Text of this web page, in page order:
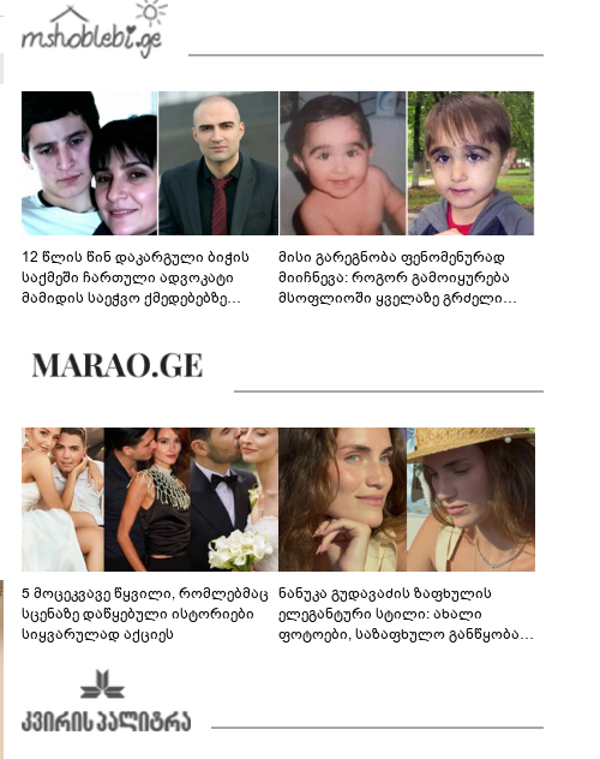
12 წლის წინ დაკარგული ბიჭის
საქმეში ჩართული ადვოკატი
მამიდის საეჭვო ქმედებებზე
მოწოდებაზე... წლობით
მიმდინარეობდა საქმის
მისი გარეგნობა ფენომენურად
მიიჩნევა: როგორ გამოიყურება
მსოფლიოში ყველაზე გრძელი
5 მოცეკვავე წყვილი, რომლებმაც
სცენაზე დაწყებული ისტორიები
სიყვარულად აქციეს
ნანუკა გუდავაძის ზაფხულის
ელეგანტური სტილი: ახალი
ფოტოები, საზაფხულო განწყობა